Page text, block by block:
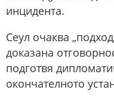
инцидента.
Сеул очаква
доказана
подготвя
окончателното